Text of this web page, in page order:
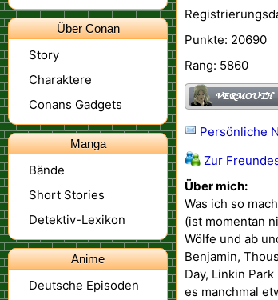
Über Conan
Story
Charaktere
Conans Gadgets
Manga
Bände
Short Stories
Detektiv-Lexikon
Anime
Deutsche Episoden
Punkte: 20690
Rang: 5860
Persönliche
Zur
Über mich:
Was ich so
(ist momentan
Wölfe und ab
Benjamin,
Day, Linkin
es manchmal